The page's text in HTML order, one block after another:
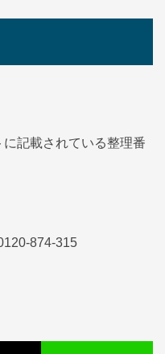
記載されている整理番
874-315